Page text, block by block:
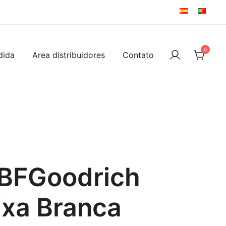
Area distribuidores Contato
0
Branca